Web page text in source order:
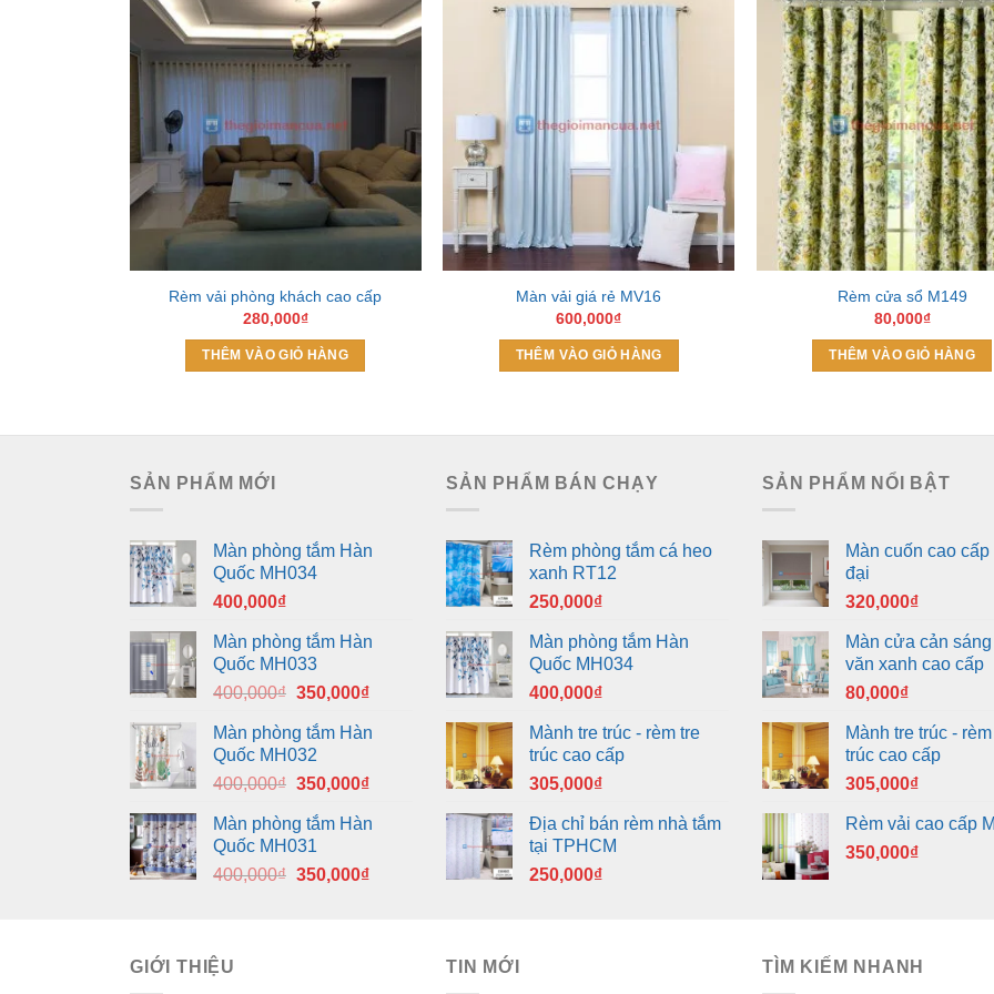
Add to
Rèm vải phòng khách cao cấp
280,000₫
THÊM VÀO GIỎ HÀNG
Màn vải giá rẻ MV16
600,000₫
THÊM VÀO GIỎ HÀNG
Rèm cửa sổ M149
80,000₫
THÊM VÀO GIỎ HÀNG
SẢN PHẨM MỚI
Màn phòng tắm Hàn
Quốc MH034
400,000₫
Màn phòng tắm Hàn
Quốc MH033
400,000₫ Giá
là:
400,000₫.
350,000₫Giá
tại
350,000₫.
Màn phòng tắm Hàn
Quốc MH032
400,000₫ Giá
là:
400,000₫.
350,000₫Giá
tại
350,000₫.
Màn phòng tắm Hàn
Quốc MH031
400,000₫ Giá
350,000₫Giá
SẢN PHẨM BÁN CHẠY
Rèm phòng tắm cá heo
xanh RT12
250,000₫
Màn phòng tắm Hàn
Quốc MH034
400,000₫
Mành tre trúc - rèm tre
trúc cao cấp
305,000₫
Địa chỉ bán rèm nhà tắm
tại TPHCM
250,000₫
SẢN PHẨM NỔI BẬT
Màn cuốn cao cấp
đại
320,000₫
Màn cửa cản
văn xanh cao cấp
80,000₫
Mành tre trúc -
trúc cao cấp
305,000₫
Rèm vải cao cấp
350,000₫
GIỚI THIỆU TIN MỚI TÌM KIẾM NHANH